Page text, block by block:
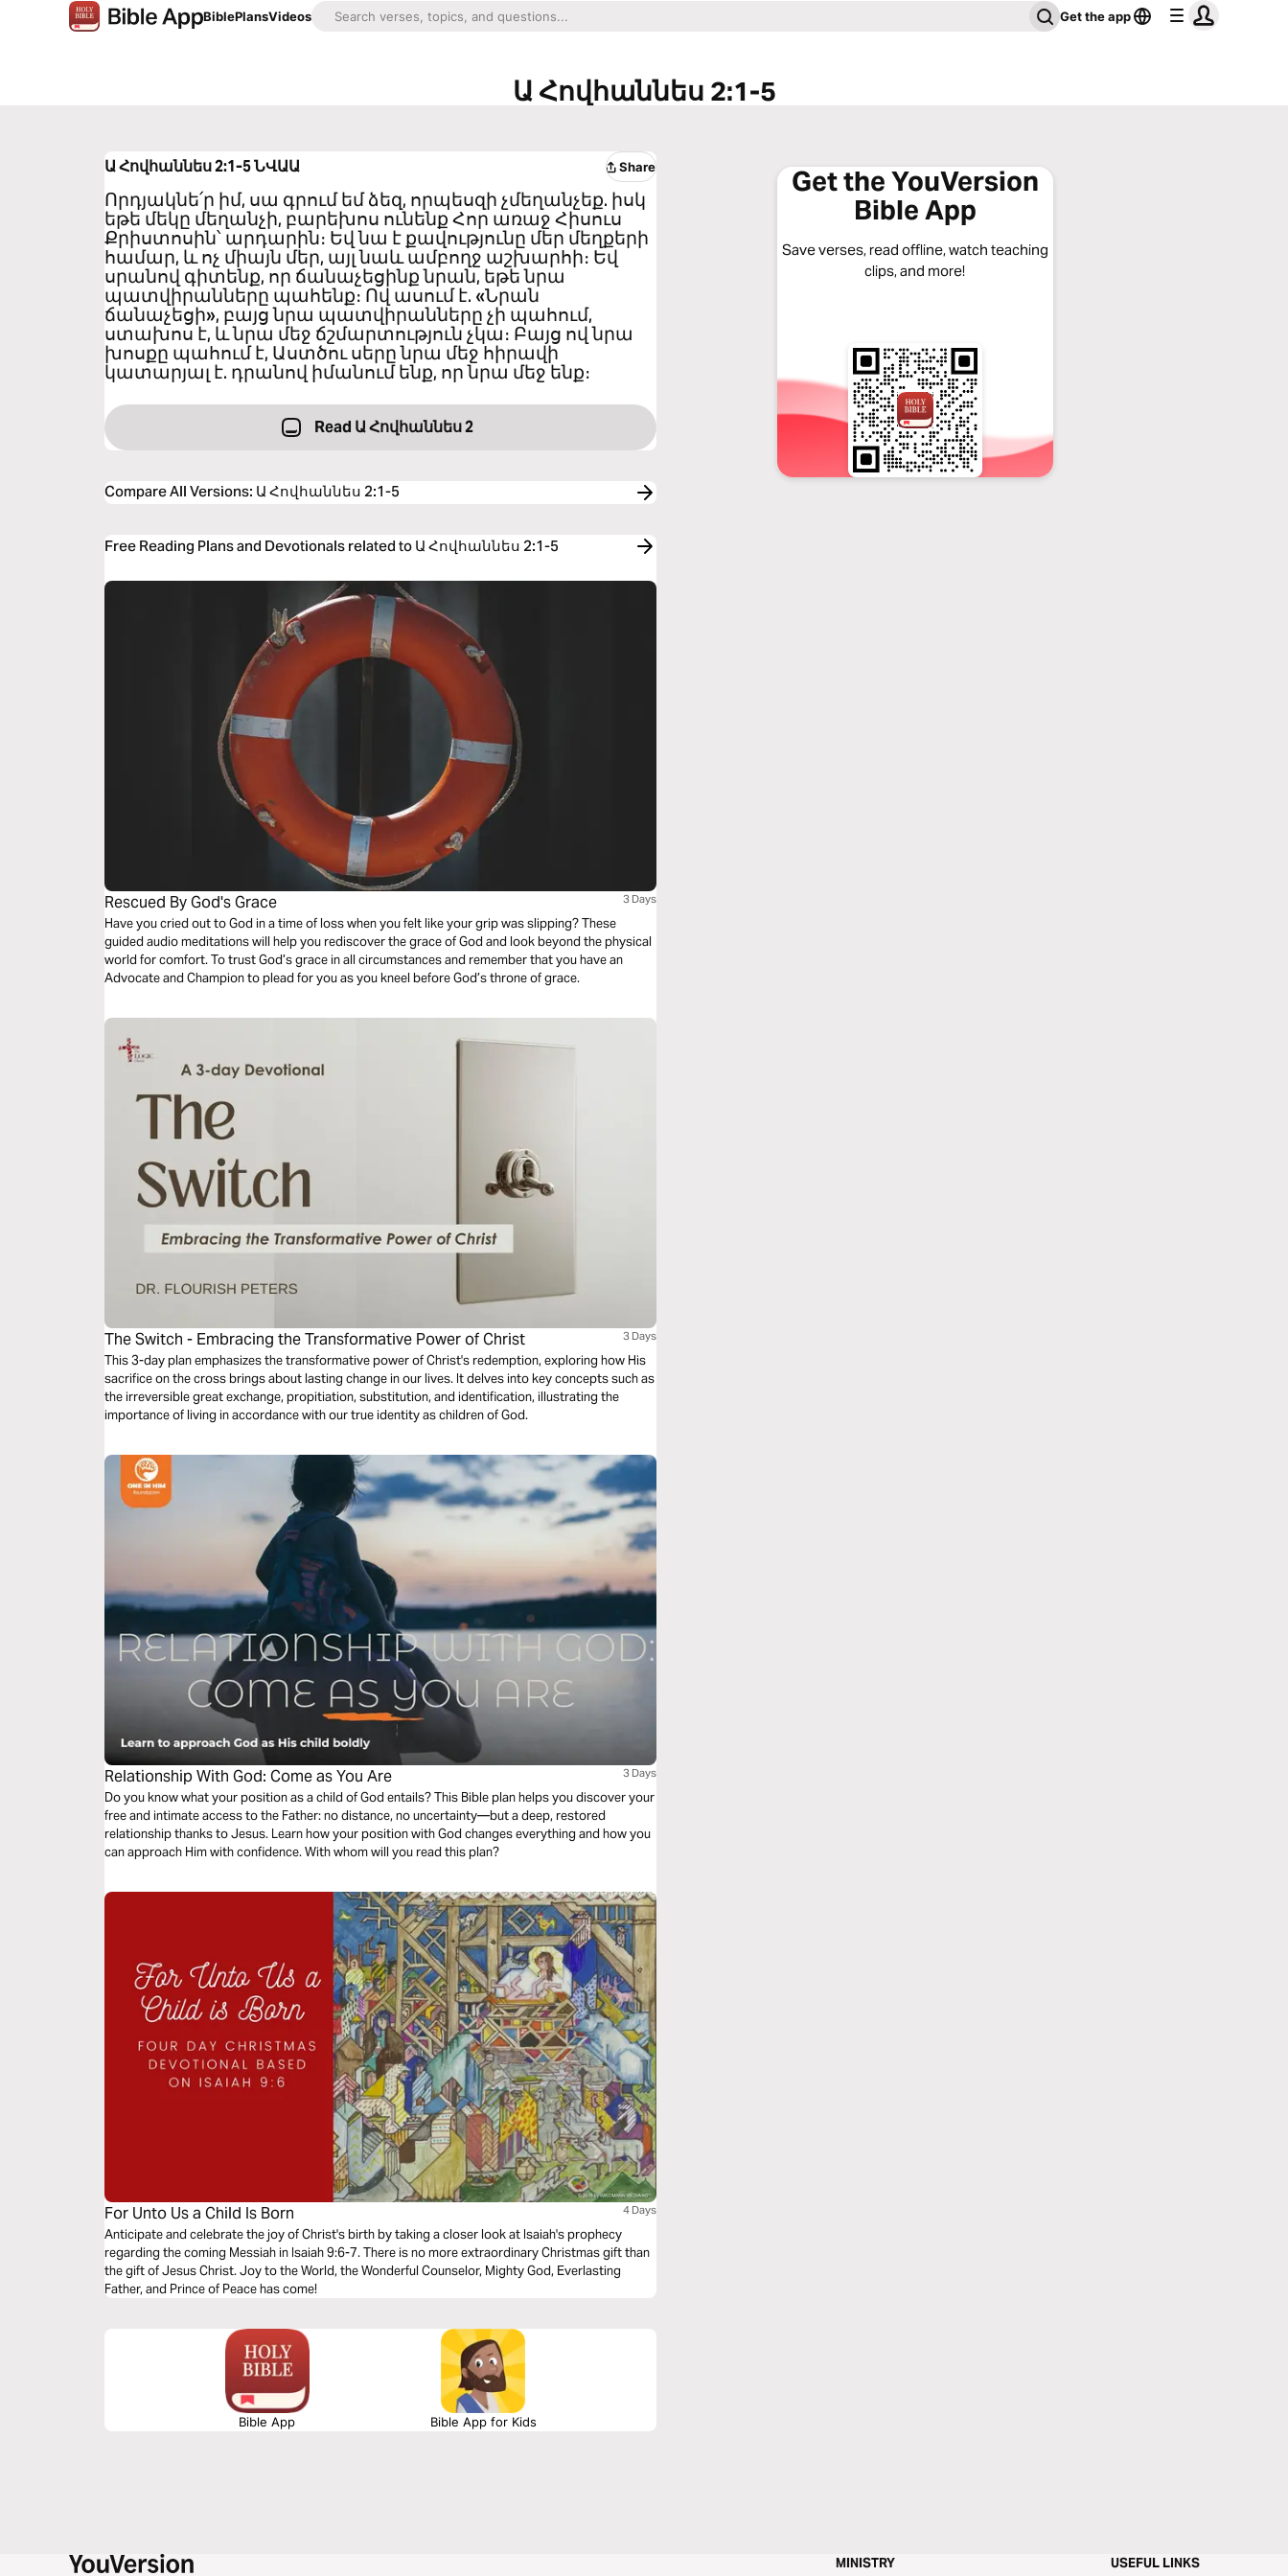
BiblePlansVideos Get the app
Ա Հովհաննես 2:1-5
Ա Հովհաննես 2:1-5ՆՎԱԱ Share
Որդյակնե՛ր իմ, սա գրում եմ ձեզ, որպեսզի չմեղանչեք. իսկ
եթե մեկը մեղանչի, բարեխոս ունենք Հոր առաջ Հիսուս
Քրիստոսին՝ արդարին։ Եվ նա է քավությունը մեր մեղքերի
համար, և ոչ միայն մեր, այլ նաև ամբողջ աշխարհի։ Եվ
սրանով գիտենք, որ ճանաչեցինք նրան, եթե նրա
պատվիրանները պահենք։ Ով ասում է. «Նրան
ճանաչեցի», բայց նրա պատվիրանները չի պահում,
ստախոս է, և նրա մեջ ճշմարտություն չկա։ Բայց ով նրա
խոսքը պահում է, Աստծու սերը նրա մեջ հիրավի
կատարյալ է. դրանով իմանում ենք, որ նրա մեջ ենք։
Read Ա Հովհաննես 2
Compare All Versions: Ա Հովհաննես 2:1-5
Free Reading Plans and Devotionals related to Ա Հովհաննես 2:1-5
Rescued By God's Grace 3 Days
Have you cried out to God in a time of loss when you felt like your grip was slipping? These
guided audio meditations will help you rediscover the grace of God and look beyond the physical
world for comfort. To trust God’s grace in all circumstances and remember that you have an
Advocate and Champion to plead for you as you kneel before God’s throne of grace.
The Switch - Embracing the Transformative Power of Christ 3 Days
This 3-day plan emphasizes the transformative power of Christ's redemption, exploring how His
sacrifice on the cross brings about lasting change in our lives. It delves into key concepts such as
the irreversible great exchange, propitiation, substitution, and identification, illustrating the
importance of living in accordance with our true identity as children of God.
Relationship With God: Come as You Are 3 Days
Do you know what your position as a child of God entails? This Bible plan helps you discover your
free and intimate access to the Father: no distance, no uncertainty—but a deep, restored
relationship thanks to Jesus. Learn how your position with God changes everything and how you
can approach Him with confidence. With whom will you read this plan?
For Unto Us a Child Is Born 4 Days
Anticipate and celebrate the joy of Christ's birth by taking a closer look at Isaiah's prophecy
regarding the coming Messiah in Isaiah 9:6-7. There is no more extraordinary Christmas gift than
the gift of Jesus Christ. Joy to the World, the Wonderful Counselor, Mighty God, Everlasting
Father, and Prince of Peace has come!
Bible App Bible App for Kids
Get the YouVersion
Bible App
Save verses, read offline, watch teaching
clips, and more!
MINISTRY USEFUL LINKS